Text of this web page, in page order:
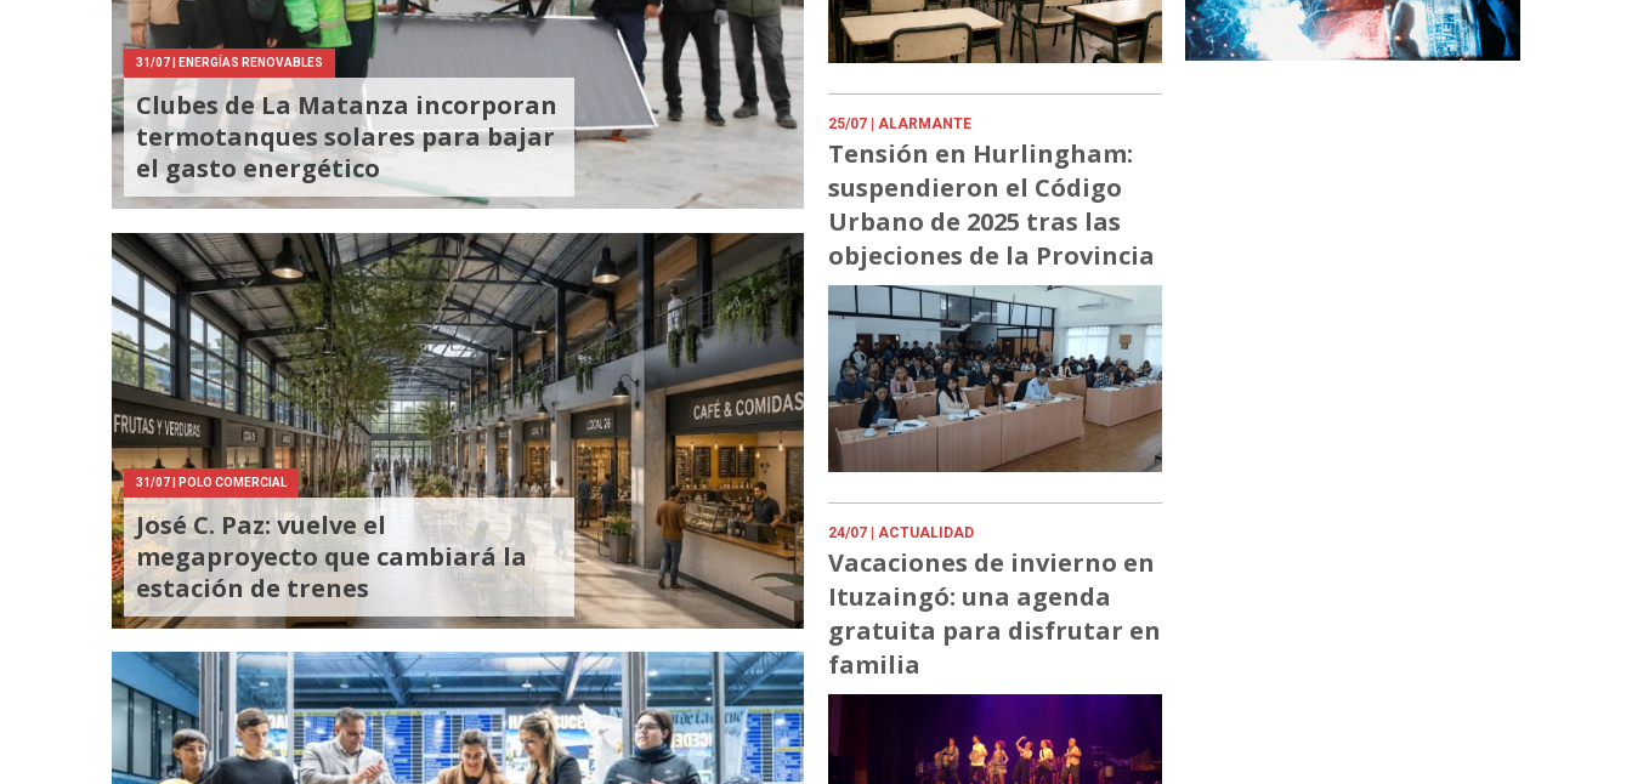
31/07 | ENERGÍAS RENOVABLES
Clubes de La Matanza incorporan
termotanques solares para bajar
el gasto energético
31/07 | POLO COMERCIAL
José C. Paz: vuelve el
megaproyecto que cambiará la
estación de trenes
25/07| ALARMANTE
Tensión en Hurlingham:
suspendieron el Código
Urbano de 2025 tras las
objeciones de la Provincia
24/07| ACTUALIDAD
Vacaciones de invierno en
Ituzaingó: una agenda
gratuita para disfrutar en
familia